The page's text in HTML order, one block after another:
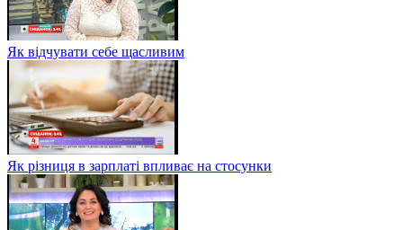
Як відчувати себе щасливим
Як різниця в зарплаті впливає на стосунки